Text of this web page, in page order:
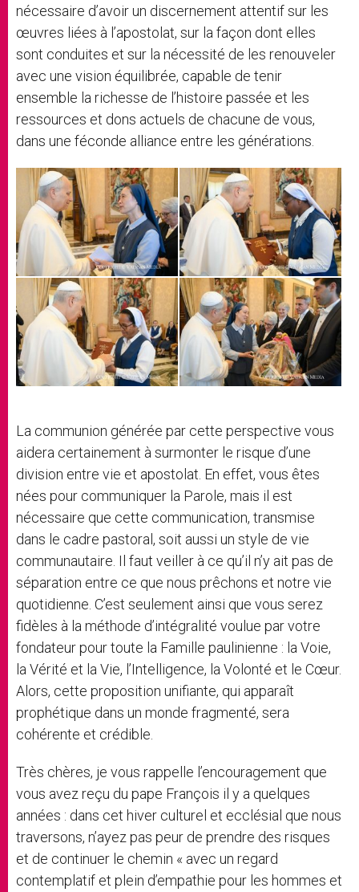
nécessaire d’avoir un discernement attentif sur les
œuvres liées à l’apostolat, sur la façon dont elles
sont conduites et sur la nécessité de les renouveler
avec une vision équilibrée, capable de tenir
ensemble la richesse de l’histoire passée et les
ressources et dons actuels de chacune de vous,
dans une féconde alliance entre les générations.
La communion générée par cette perspective vous
aidera certainement à surmonter le risque d’une
division entre vie et apostolat. En effet, vous êtes
nées pour communiquer la Parole, mais il est
nécessaire que cette communication, transmise
dans le cadre pastoral, soit aussi un style de vie
communautaire. Il faut veiller à ce qu’il n’y ait pas de
séparation entre ce que nous prêchons et notre vie
quotidienne. C’est seulement ainsi que vous serez
fidèles à la méthode d’intégralité voulue par votre
fondateur pour toute la Famille paulinienne : la Voie,
la Vérité et la Vie, l’Intelligence, la Volonté et le Cœur.
Alors, cette proposition unifiante, qui apparaît
prophétique dans un monde fragmenté, sera
cohérente et crédible.
Très chères, je vous rappelle l’encouragement que
vous avez reçu du pape François il y a quelques
années : dans cet hiver culturel et ecclésial que nous
traversons, n’ayez pas peur de prendre des risques
et de continuer le chemin « avec un regard
contemplatif et plein d’empathie pour les hommes et